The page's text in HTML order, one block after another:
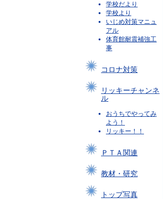
学校だより
学校より
いじめ対策マニュ
アル
体育館耐震補強工
事
コロナ対策
リッキーチャンネ
ル
おうちでやってみ
よう！
リッキー！！
ＰＴＡ関連
教材・研究
トップ写真